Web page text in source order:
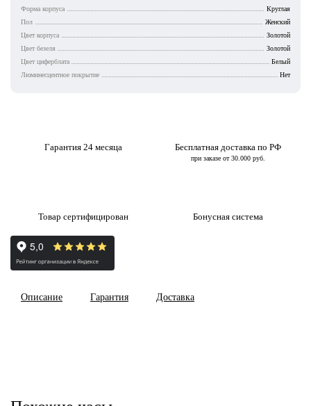
Форма корпуса
Круглая
Пол
Женский
Цвет корпуса
Золотой
Цвет безеля
Золотой
Цвет циферблата
Белый
Люминесцентное покрытие
Нет
Гарантия 24 месяца Бесплатная доставка по РФ
при заказе от 30.000 руб.
Товар сертифицирован Бонусная система
Описание Гарантия Доставка